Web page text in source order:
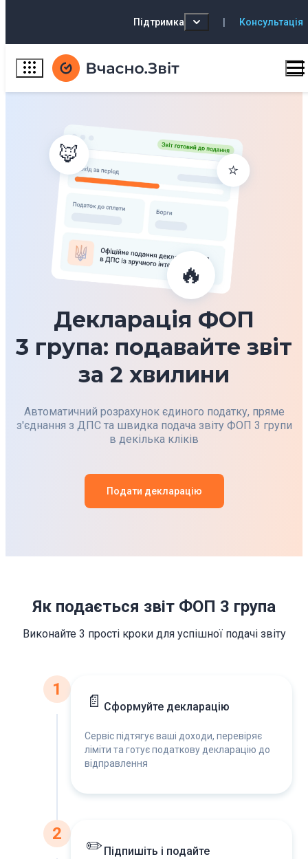
Підтримка Консультація
Декларація ФОП
3 група: подавайте звіт
за 2 хвилини
Автоматичний розрахунок єдиного податку, пряме
з'єднання з ДПС та швидка подача звіту ФОП 3 групи
в декілька кліків
Подати декларацію
🔥
🦊
⭐
Як подається звіт ФОП 3 група
Виконайте 3 прості кроки для успішної подачі звіту
1
📄 Сформуйте декларацію
Сервіс підтягує ваші доходи, перевіряє
ліміти та готує податкову декларацію до
відправлення
2
✏️ Підпишіть і подайте